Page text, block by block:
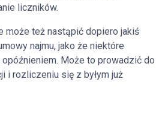
liczników.
może też nastąpić dopiero jakiś
najmu, jako że niektóre
Może to prowadzić do
i rozliczeniu się z byłym już